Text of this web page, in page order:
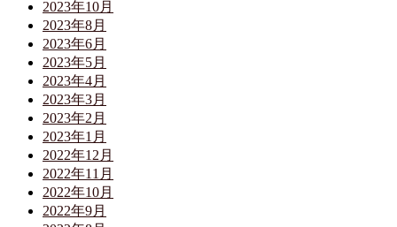
2023年10月
2023年8月
2023年6月
2023年5月
2023年4月
2023年3月
2023年2月
2023年1月
2022年12月
2022年11月
2022年10月
2022年9月